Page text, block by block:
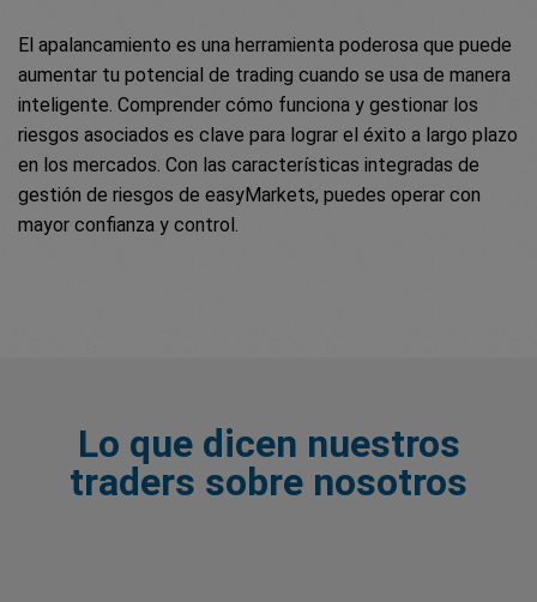
El apalancamiento es una herramienta poderosa que puede
aumentar tu potencial de trading cuando se usa de manera
inteligente. Comprender cómo funciona y gestionar los
riesgos asociados es clave para lograr el éxito a largo plazo
en los mercados. Con las características integradas de
gestión de riesgos de easyMarkets, puedes operar con
mayor confianza y control.
Lo que dicen nuestros
traders sobre nosotros